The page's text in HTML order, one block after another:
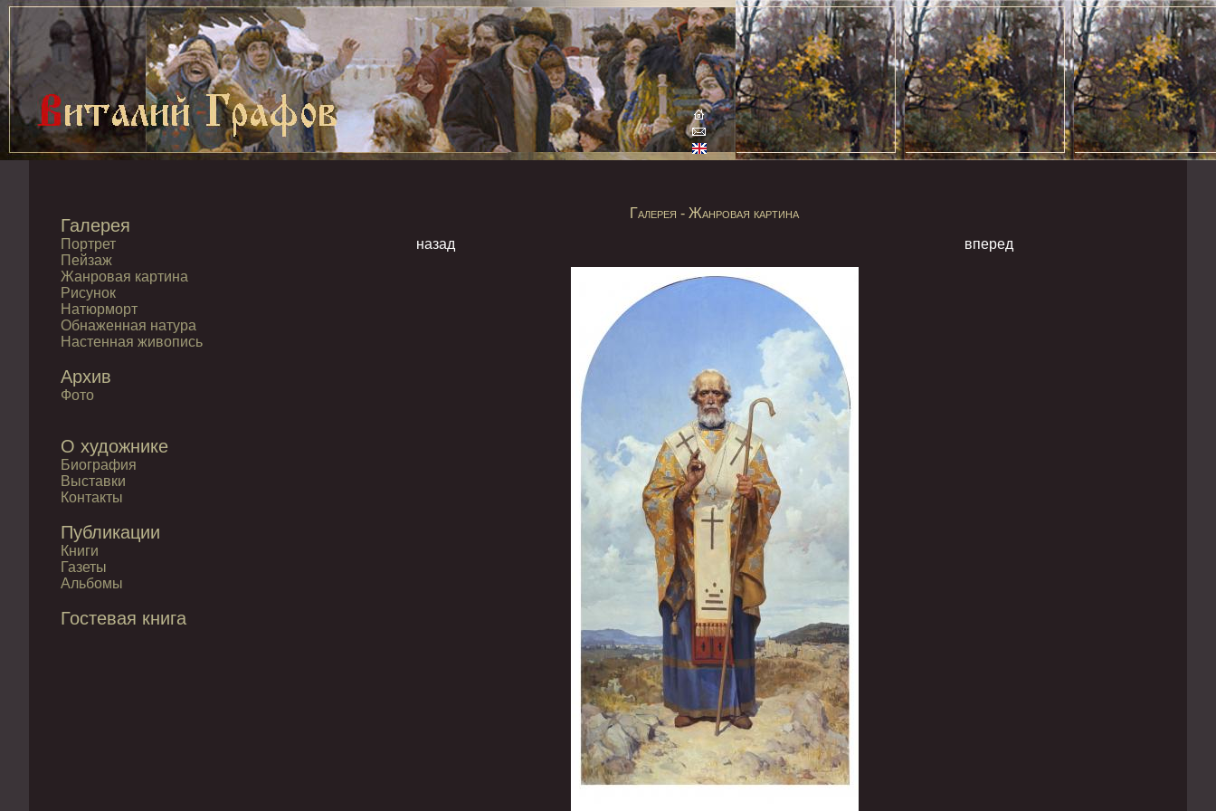
Галерея
Портрет
Пейзаж
Жанровая картина
Рисунок
Натюрморт
Обнаженная натура
Настенная живопись
Архив
Фото
О художнике
Биография
Выставки
Контакты
Публикации
Книги
Газеты
Альбомы
Гостевая книга
Галерея - Жанровая картина
назад
вперед